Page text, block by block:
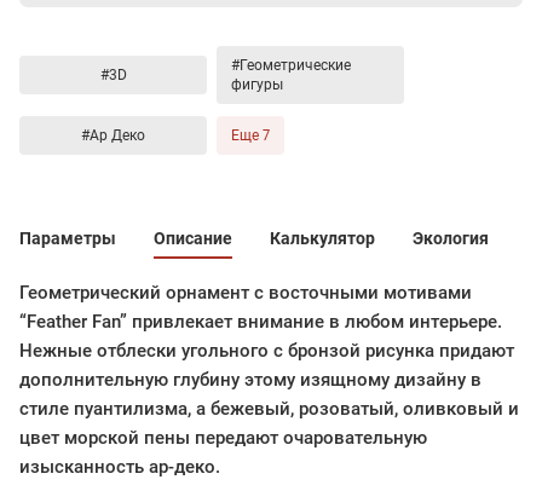
#3D
#Геометрические
фигуры
#Ар Деко Еще 7
Параметры Описание Калькулятор Экология
Геометрический орнамент с восточными мотивами
“Feather Fan” привлекает внимание в любом интерьере.
Нежные отблески угольного с бронзой рисунка придают
дополнительную глубину этому изящному дизайну в
стиле пуантилизма, а бежевый, розоватый, оливковый и
цвет морской пены передают очаровательную
изысканность ар-деко.